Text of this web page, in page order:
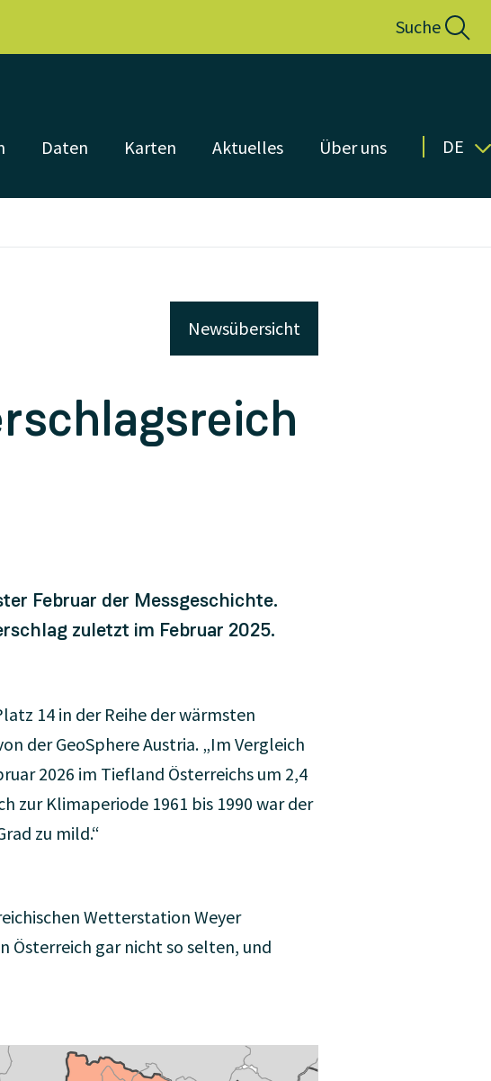
Suche
Daten Karten Aktuelles Über uns DE
Newsübersicht
Februar der Messgeschichte.
zuletzt im Februar 2025.
14 in der Reihe der wärmsten
der GeoSphere Austria. „Im Vergleich
2026 im Tiefland Österreichs um 2,4
zur Klimaperiode 1961 bis 1990 war der
zu mild.“
Wetterstation Weyer
Österreich gar nicht so selten, und